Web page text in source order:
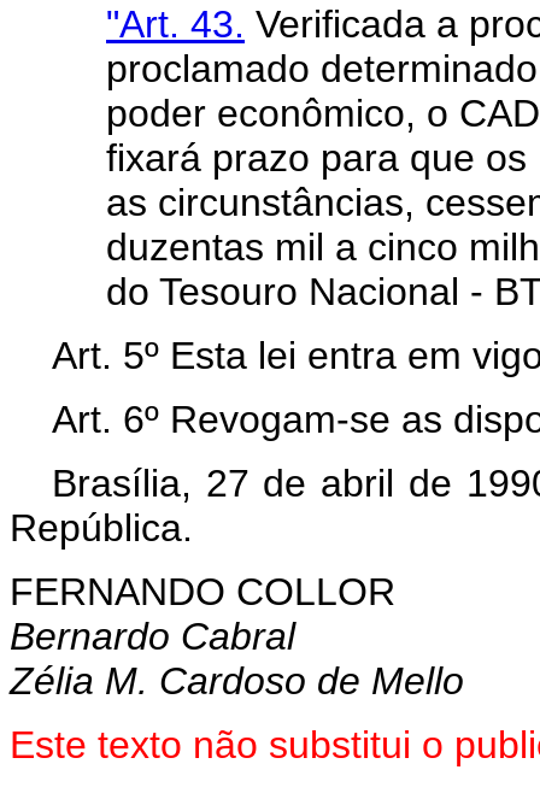
"Art. 43. Verificada a
proclamado
poder econômico, o
fixará prazo para que
as circunstâncias,
duzentas mil a cinco
do Tesouro Nacional -
Art. 5º Esta lei entra em
Art. 6º Revogam-se as
Brasília, 27 de abril de
República.
FERNANDO COLLOR
Bernardo Cabral
Zélia M. Cardoso de Mello
Este texto não substitui o